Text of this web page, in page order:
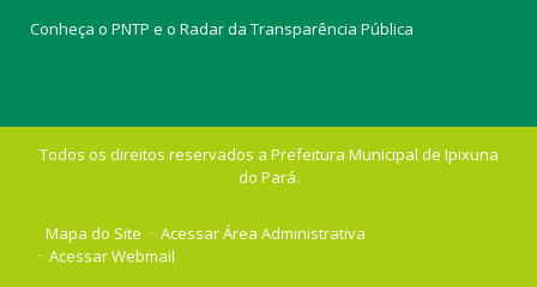
Conheça o PNTP e o Radar da Transparência Pública
Todos os direitos reservados a Prefeitura Municipal de Ipixuna
do Pará.
Mapa do Site
Acessar Área Administrativa
Acessar Webmail